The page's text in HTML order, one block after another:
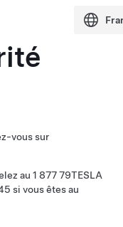
vous sur
au 1 877 79TESLA
si vous êtes au